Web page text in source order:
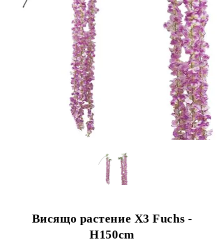
Висящо растение X3 Fuchs -
H150cm